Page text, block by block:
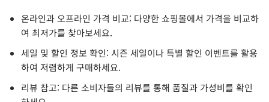
온라인과 오프라인 가격 비교: 다양한 쇼핑몰에서 가격을 비교하
여 최저가를 찾아보세요.
세일 및 할인 정보 확인: 시즌 세일이나 특별 할인 이벤트를 활용
하여 저렴하게 구매하세요.
리뷰 참고: 다른 소비자들의 리뷰를 통해 품질과 가성비를 확인